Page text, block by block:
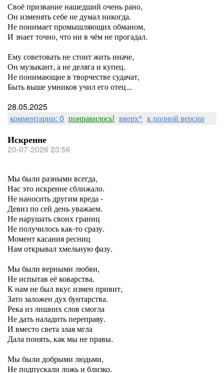
Своё призвание нашедший очень рано,
Он изменять себе не думал никогда.
Не понимает промышляющих обманом,
И знает точно, что ни в чём не прогадал.
Ему советовать не стоит жить иначе,
Он музыкант, а не деляга и купец.
Не понимающие в творчестве судачат,
Быть выше умников учил его отец...
28.05.2025
комментарии: 0 понравилось! вверх^ к полной версии
Искренне
20-07-2026 23:56
Мы были разными всегда,
Нас это искренне сближало.
Не наносить другим вреда -
Девиз по сей день уважаем.
Не нарушать своих границ
Не получилось как-то сразу.
Момент касания ресниц
Нам открывал хмельную фазу.
Мы были верными любви,
Не испытав её коварства.
К нам не был вкус измен привит,
Зато заложен дух бунтарства.
Река из лишних слов смогла
Не дать наладить переправу.
И вместо света злая мгла
Дала понять, как мы не правы.
Мы были добрыми людьми,
Не подпускали ложь и близко.